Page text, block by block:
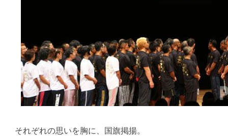
それぞれの思いを胸に、国旗掲揚。